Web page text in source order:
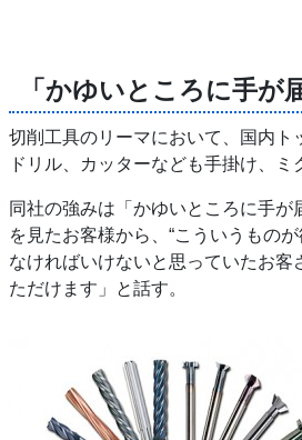
「かゆいところに手が
切削工具のリーマにおいて、国内
ドリル、カッターなども手掛け、
同社の強みは「かゆいところに手
を見たお客様から、“こういうもの
なければいけないと思っていたお客
ただけます」と話す。